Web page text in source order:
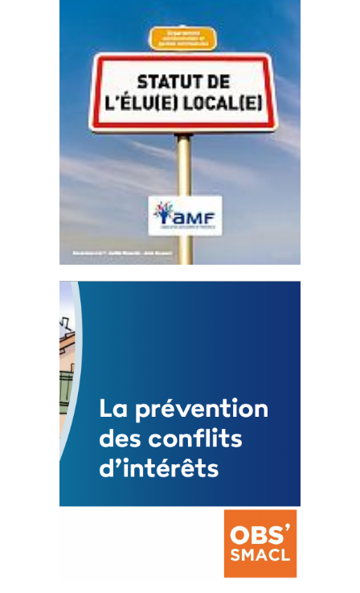
Statut de l’élu local
3 avril 2024
Mise à jour avril 2024 Fichier joint - Fichier 1
FEUILLETER